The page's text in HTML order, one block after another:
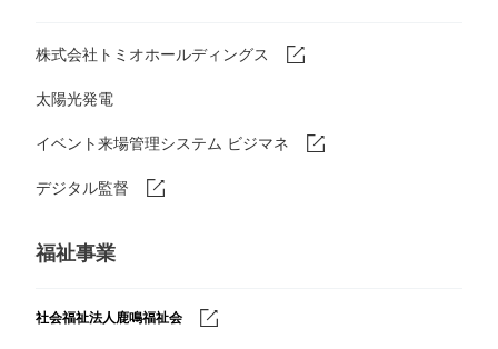
株式会社トミオホールディングス
太陽光発電
イベント来場管理システム ビジマネ
デジタル監督
福祉事業
社会福祉法人鹿鳴福祉会